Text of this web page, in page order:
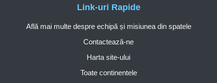
Link-uri Rapide
Află mai multe despre echipă și misiunea din spatele
Contactează-ne
Harta site-ului
Toate continentele